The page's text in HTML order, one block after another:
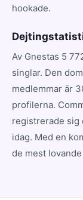
hookade.
Av Gnestas 5
singlar. Den
medlemmar är
profilerna.
registrerade sig
idag. Med en
de mest